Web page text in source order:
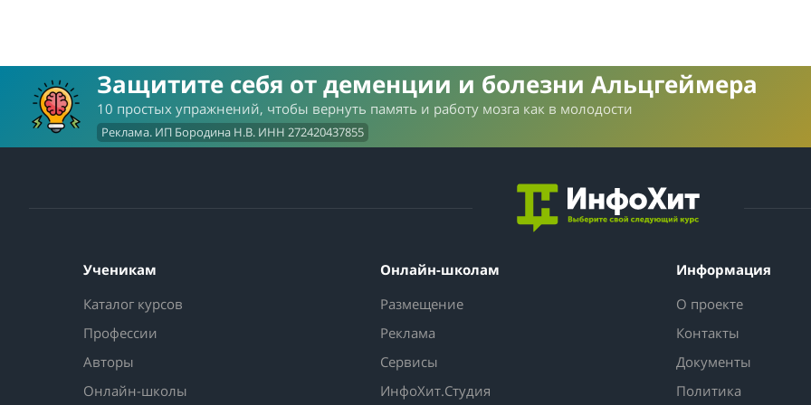
Защитите себя от деменции и болезни Альцгеймера
10 простых упражнений, чтобы вернуть память и работу мозга как в молодости
Реклама. ИП Бородина Н.В. ИНН 272420437855
Ученикам
Каталог курсов
Профессии
Авторы
Онлайн-школы
Онлайн-школам
Размещение
Реклама
Сервисы
ИнфоХит.Студия
Информация
О проекте
Контакты
Документы
Политика